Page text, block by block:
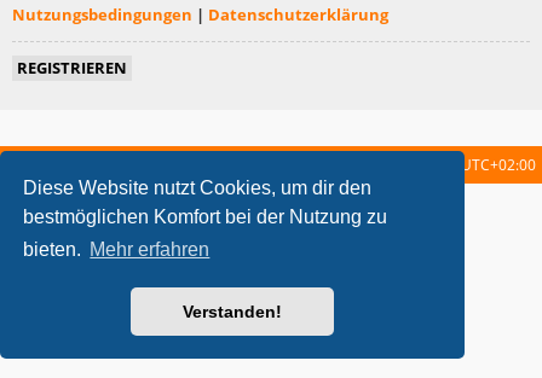
Diese Website nutzt Cookies, um dir den
bestmöglichen Komfort bei der Nutzung zu
bieten. Mehr erfahren
Verstanden!
Nutzungsbedingungen | Datenschutzerklärung
REGISTRIEREN
UTC+02:00
metrolike style by Eric Seguin Updated for phpBB3.2 by
Powered byphpBB ® Forum Software © phpBB Limited
Deutsche Übersetzung durch